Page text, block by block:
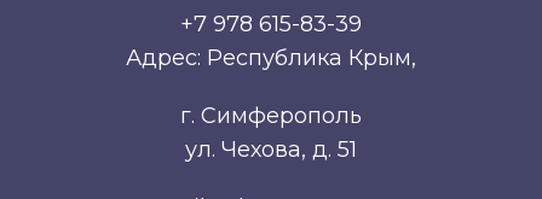
+7 978 615-83-39
Адрес: Республика Крым,
г. Симферополь
ул. Чехова, д. 51